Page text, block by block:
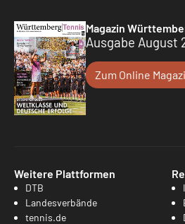
Magazin
Ausgabe August
Zum Online
Weitere Plattformen
DTB
Landesverbände
tennis.de